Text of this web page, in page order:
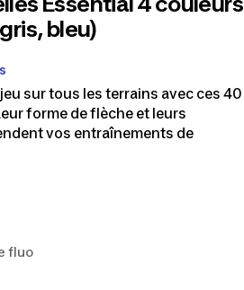
bleu)
sur tous les terrains avec ces 40
forme de flèche et leurs
vos entraînements de
fluo